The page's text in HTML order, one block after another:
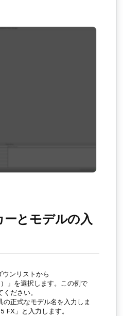
とモデルの入
ウンリストから
」を選択します。この例で
ださい。
正式なモデル名を入力しま
FX」と入力します。